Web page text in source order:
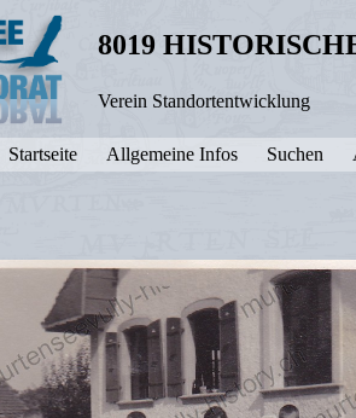
8019
Verein Standortentwicklung
Startseite Allgemeine Infos Suchen